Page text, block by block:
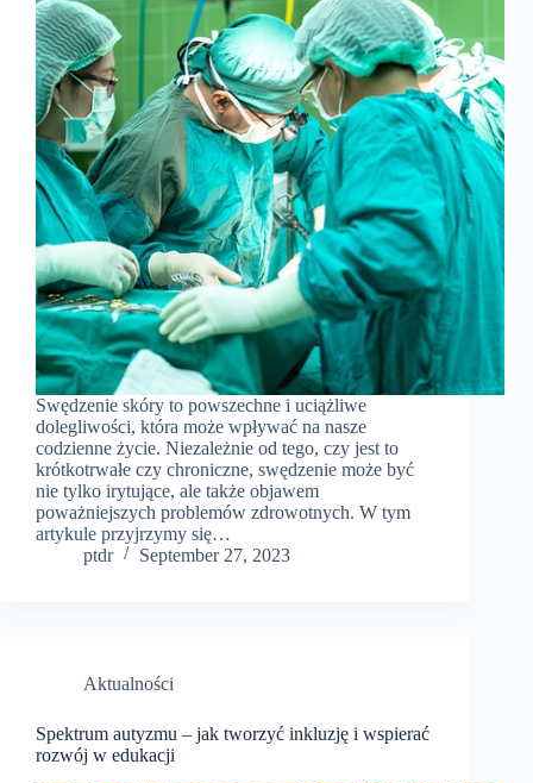
Swędzenie skóry to powszechne i uciążliwe
dolegliwości, która może wpływać na nasze
codzienne życie. Niezależnie od tego, czy jest to
krótkotrwałe czy chroniczne, swędzenie może być
nie tylko irytujące, ale także objawem
poważniejszych problemów zdrowotnych. W tym
artykule przyjrzymy się…
ptdr
September 27, 2023
Aktualności
Spektrum autyzmu – jak tworzyć inkluzję i wspierać
rozwój w edukacji